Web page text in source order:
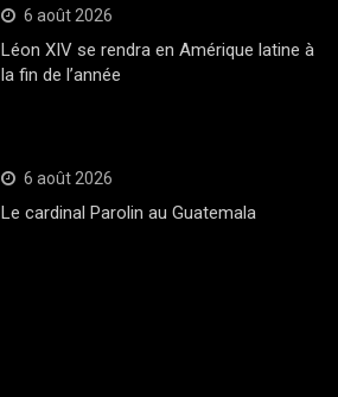
6 août 2026
Léon XIV se rendra en Amérique latine à
la fin de l’année
6 août 2026
Le cardinal Parolin au Guatemala